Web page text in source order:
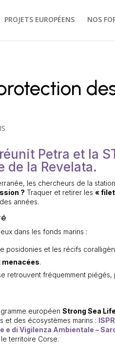
PROJETS EUROPÉENS NOS
Petra et la
de la Revelata.
les chercheurs de la
? Traquer et retirer les «
années.
dans les fonds marins :
posidonies et les récifs
.
retrouvent fréquemment
européen Strong Sea Life
et des écosystèmes marins :
e di Vigilenza Ambientale –
territoire Corse.